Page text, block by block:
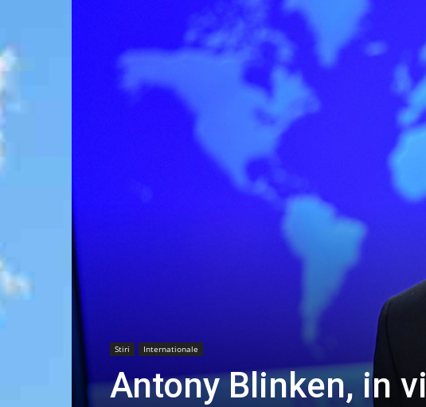
Stiri Internationale
Antony Blinken, in